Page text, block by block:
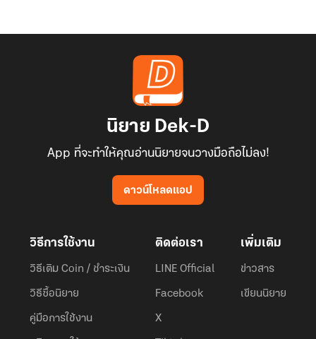
นิยาย Dek-D
App ที่จะทำให้คุณอ่านนิยายจนวางมือถือไม่ลง!
ดาวน์โหลดแอป
วิธีการใช้งาน
วิธีเติม Coin / ชำระเงิน
วิธีซื้อนิยาย
คู่มือการใช้งาน
ติดต่อเรา
LINE Official
Facebook
X
เพิ่มเติม
ข่าวสาร
เขียนนิยาย